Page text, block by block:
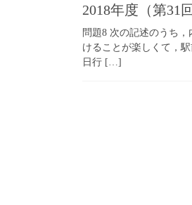
2018年度（第
問題8 次の記述のうち
けることが楽しくて，
日行 […]